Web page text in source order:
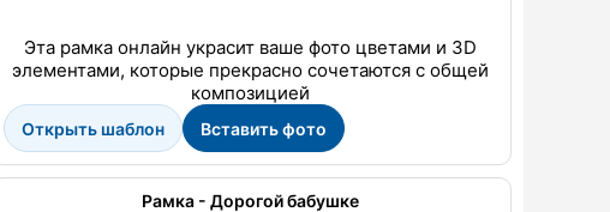
Эта рамка онлайн украсит ваше фото цветами и 3D
элементами, которые прекрасно сочетаются с общей
композицией
Открыть шаблон Вставить фото
Рамка - Дорогой бабушке